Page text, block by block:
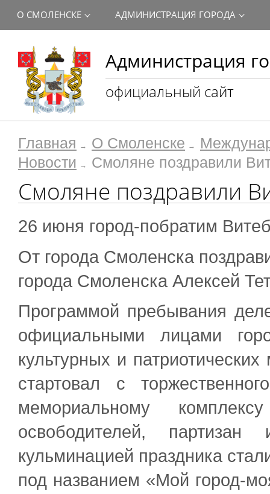
Администрация
официальный сайт
О СМОЛЕНСКЕ АДМИНИСТРАЦИЯ ГОРОДА
Главная О Смоленске
Новости
Смоляне поздравили
Смоляне поздравили
26 июня город-побратим
От города Смоленска
города Смоленска Алексей
Программой пребывания
официальными лицами
культурных и
стартовал с
мемориальному
освободителей,
кульминацией праздника
под названием «Мой город-